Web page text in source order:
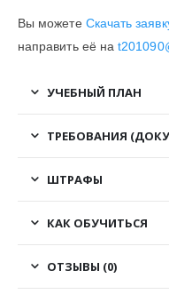
Вы можете Скачать
направить её на
УЧЕБНЫЙ ПЛАН
ТРЕБОВАНИЯ
ШТРАФЫ
КАК ОБУЧИТЬСЯ
ОТЗЫВЫ (0)